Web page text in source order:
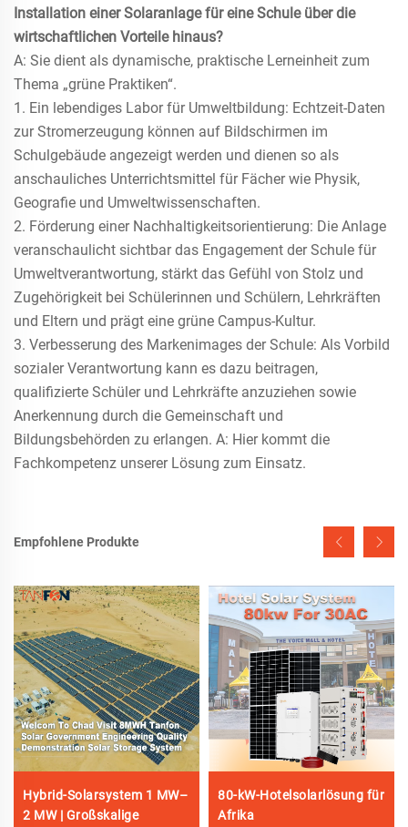
Installation einer Solaranlage für eine Schule über die
wirtschaftlichen Vorteile hinaus?
A: Sie dient als dynamische, praktische Lerneinheit zum
Thema „grüne Praktiken“.
1. Ein lebendiges Labor für Umweltbildung: Echtzeit-Daten
zur Stromerzeugung können auf Bildschirmen im
Schulgebäude angezeigt werden und dienen so als
anschauliches Unterrichtsmittel für Fächer wie Physik,
Geografie und Umweltwissenschaften.
2. Förderung einer Nachhaltigkeitsorientierung: Die Anlage
veranschaulicht sichtbar das Engagement der Schule für
Umweltverantwortung, stärkt das Gefühl von Stolz und
Zugehörigkeit bei Schülerinnen und Schülern, Lehrkräften
und Eltern und prägt eine grüne Campus-Kultur.
3. Verbesserung des Markenimages der Schule: Als Vorbild
sozialer Verantwortung kann es dazu beitragen,
qualifizierte Schüler und Lehrkräfte anzuziehen sowie
Anerkennung durch die Gemeinschaft und
Bildungsbehörden zu erlangen. A: Hier kommt die
Fachkompetenz unserer Lösung zum Einsatz.
Empfohlene Produkte
Hybrid-Solarsystem 1 MW–
2 MW | Großskalige
80-kW-Hotelsolarlösung für
Afrika